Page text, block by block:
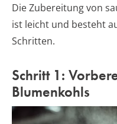
Die Zubereitung von
ist leicht und besteht
Schritten.
Schritt 1:
Blumenkohls